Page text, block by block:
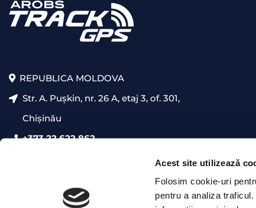
Acest site utilizează
Folosim cookie-uri
pentru a analiza
REPUBLICA MOLDOVA
Str. A. Pușkin, nr. 26 A, etaj 3, of. 301,
Chișinău
+373 22 622 862